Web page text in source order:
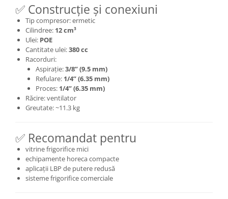
✅ Construcție și conexiuni
Tip compresor: ermetic
Cilindree: 12 cm³
Ulei: POE
Cantitate ulei:380 cc
Racorduri:
Aspirație:3/8” (9.5 mm)
Refulare: 1/4” (6.35 mm)
Proces: 1/4” (6.35 mm)
Răcire: ventilator
Greutate: ~11.3 kg
✅ Recomandat pentru
vitrine frigorifice mici
echipamente horeca compacte
aplicații LBP de putere redusă
sisteme frigorifice comerciale